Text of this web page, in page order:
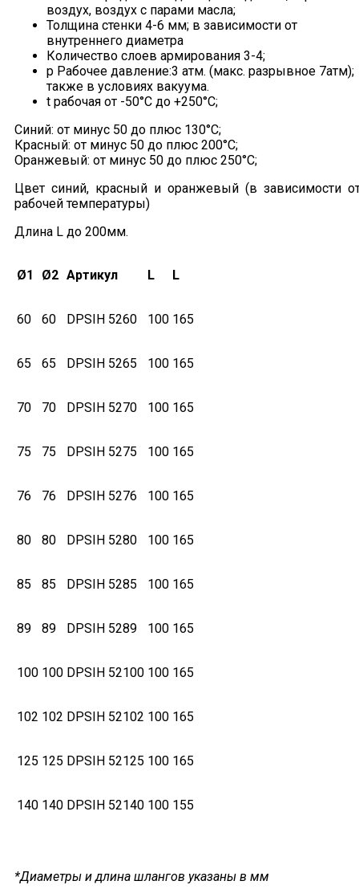
воздух, воздух с парами масла;
Толщина стенки 4-6 мм; в зависимости от
внутреннего диаметра
Количество слоев армирования 3-4;
p Рабочее давление:3 атм. (макс. разрывное 7атм);
также в условиях вакуума.
t рабочая от -50°С до +250°С;
Синий: от минус 50 до плюс 130°С;
Красный: от минус 50 до плюс 200°С;
Оранжевый: от минус 50 до плюс 250°С;
Цвет синий, красный и оранжевый (в зависимости
рабочей температуры)
Длина L до 200мм.
Ø1 Ø2 Артикул L L
60 60 DPSIH 5260 100 165
65 65 DPSIH 5265 100 165
70 70 DPSIH 5270 100 165
75 75 DPSIH 5275 100 165
76 76 DPSIH 5276 100 165
80 80 DPSIH 5280 100 165
85 85 DPSIH 5285 100 165
89 89 DPSIH 5289 100 165
100 100 DPSIH 52100 100 165
102 102 DPSIH 52102 100 165
125 125 DPSIH 52125 100 165
140 140 DPSIH 52140 100 155
*Диаметры и длина шлангов указаны в мм